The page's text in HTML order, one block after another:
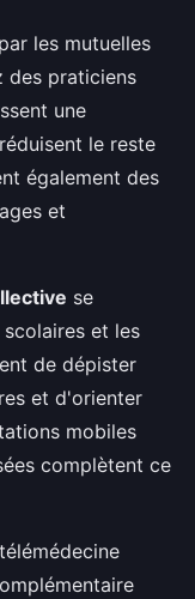
les mutuelles
des praticiens
une
le reste
également des
et
se
et les
de dépister
et d'orienter
mobiles
complètent ce